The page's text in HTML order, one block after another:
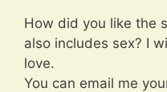
How did you like the
also includes sex? I
love.
You can email me